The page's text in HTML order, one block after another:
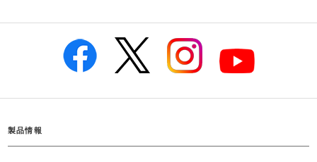
製品情報